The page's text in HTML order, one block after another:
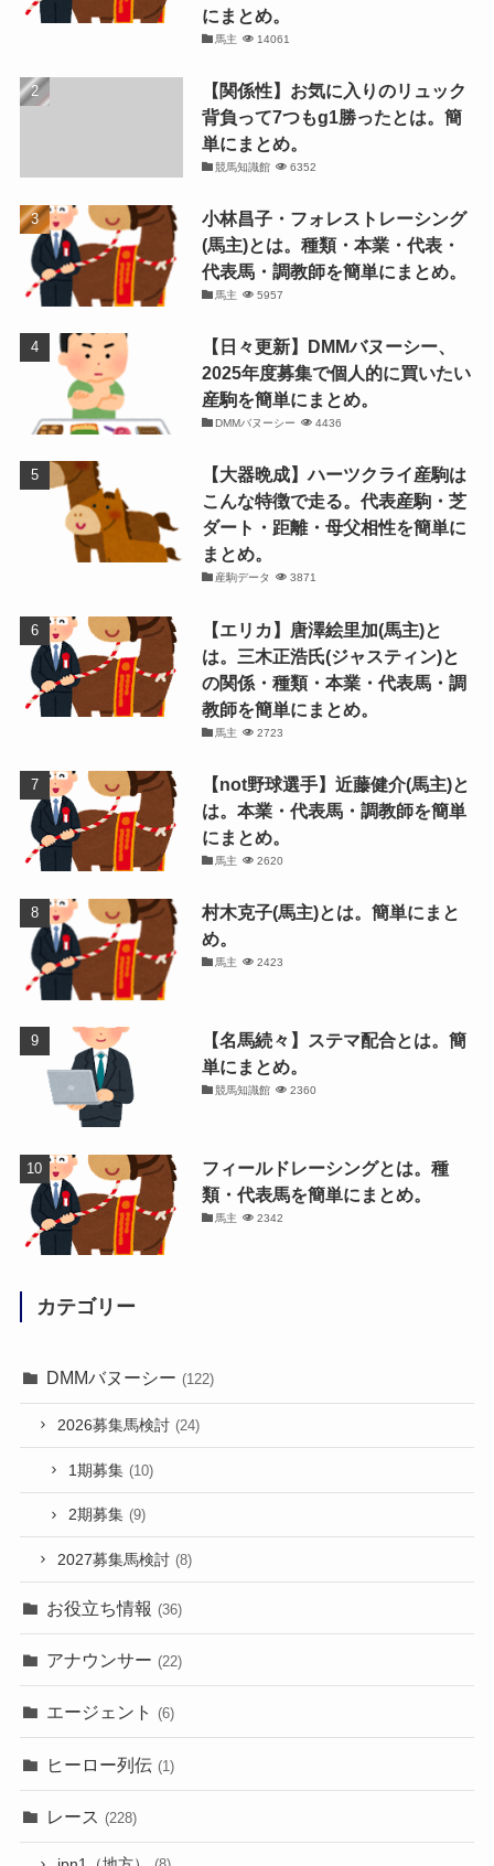
にまとめ。
馬主 14061
【関係性】お気に入りのリュック
背負って7つもg1勝ったとは。簡
単にまとめ。
競馬知識館 6352
小林昌子・フォレストレーシング
(馬主)とは。種類・本業・代表・
代表馬・調教師を簡単にまとめ。
馬主 5957
【日々更新】DMMバヌーシー、
2025年度募集で個人的に買いたい
産駒を簡単にまとめ。
DMMバヌーシー 4436
【大器晩成】ハーツクライ産駒は
こんな特徴で走る。代表産駒・芝
ダート・距離・母父相性を簡単に
まとめ。
産駒データ 3871
【エリカ】唐澤絵里加(馬主)と
は。三木正浩氏(ジャスティン)と
の関係・種類・本業・代表馬・調
教師を簡単にまとめ。
馬主 2723
【not野球選手】近藤健介(馬主)と
は。本業・代表馬・調教師を簡単
にまとめ。
馬主 2620
村木克子(馬主)とは。簡単にまと
め。
馬主 2423
【名馬続々】ステマ配合とは。簡
単にまとめ。
競馬知識館 2360
フィールドレーシングとは。種
類・代表馬を簡単にまとめ。
馬主 2342
カテゴリー
DMMバヌーシー (122)
2026募集馬検討 (24)
1期募集 (10)
2期募集 (9)
2027募集馬検討 (8)
お役立ち情報 (36)
アナウンサー (22)
エージェント (6)
ヒーロー列伝 (1)
レース (228)